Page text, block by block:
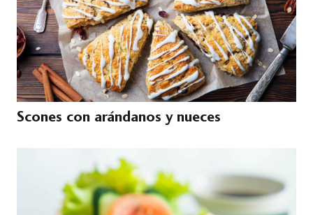
Scones con arándanos y nueces